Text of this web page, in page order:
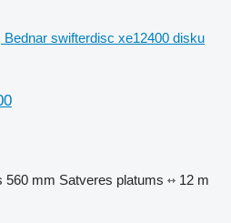
Bednar swifterdisc xe12400 disku
560 mm Satveres platums
12 m